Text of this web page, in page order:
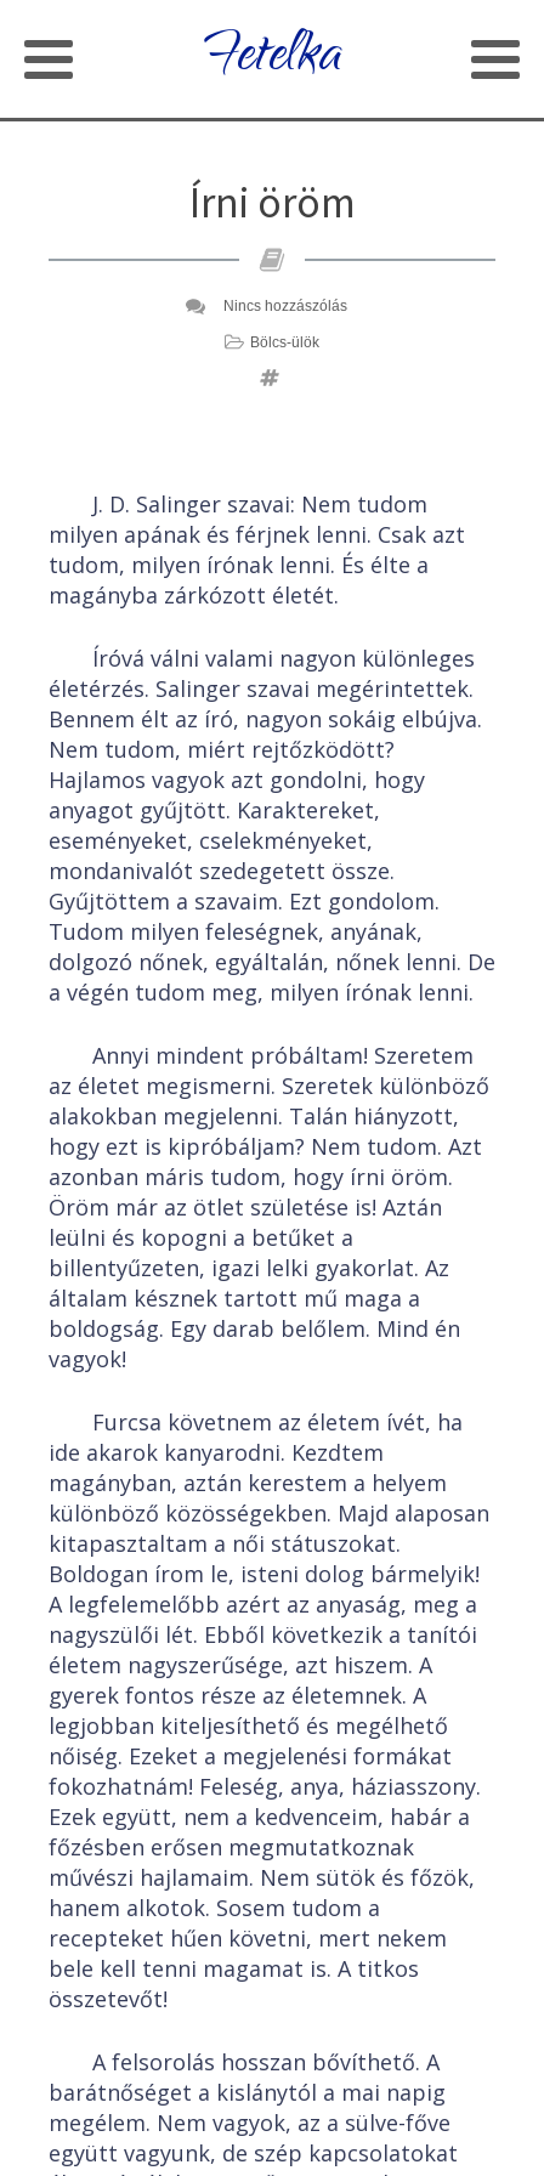
Fetelka
Írni öröm
Nincs hozzászólás
Bölcs-ülök
J. D. Salinger szavai: Nem tudom
milyen apának és férjnek lenni. Csak azt
tudom, milyen írónak lenni. És élte a
magányba zárkózott életét.
Íróvá válni valami nagyon különleges
életérzés. Salinger szavai megérintettek.
Bennem élt az író, nagyon sokáig elbújva.
Nem tudom, miért rejtőzködött?
Hajlamos vagyok azt gondolni, hogy
anyagot gyűjtött. Karaktereket,
eseményeket, cselekményeket,
mondanivalót szedegetett össze.
Gyűjtöttem a szavaim. Ezt gondolom.
Tudom milyen feleségnek, anyának,
dolgozó nőnek, egyáltalán, nőnek lenni. De
a végén tudom meg, milyen írónak lenni.
Annyi mindent próbáltam! Szeretem
az életet megismerni. Szeretek különböző
alakokban megjelenni. Talán hiányzott,
hogy ezt is kipróbáljam? Nem tudom. Azt
azonban máris tudom, hogy írni öröm.
Öröm már az ötlet születése is! Aztán
leülni és kopogni a betűket a
billentyűzeten, igazi lelki gyakorlat. Az
általam késznek tartott mű maga a
boldogság. Egy darab belőlem. Mind én
vagyok!
Furcsa követnem az életem ívét, ha
ide akarok kanyarodni. Kezdtem
magányban, aztán kerestem a helyem
különböző közösségekben. Majd alaposan
kitapasztaltam a női státuszokat.
Boldogan írom le, isteni dolog bármelyik!
A legfelemelőbb azért az anyaság, meg a
nagyszülői lét. Ebből következik a tanítói
életem nagyszerűsége, azt hiszem. A
gyerek fontos része az életemnek. A
legjobban kiteljesíthető és megélhető
nőiség. Ezeket a megjelenési formákat
fokozhatnám! Feleség, anya, háziasszony.
Ezek együtt, nem a kedvenceim, habár a
főzésben erősen megmutatkoznak
művészi hajlamaim. Nem sütök és főzök,
hanem alkotok. Sosem tudom a
recepteket hűen követni, mert nekem
bele kell tenni magamat is. A titkos
összetevőt!
A felsorolás hosszan bővíthető. A
barátnőséget a kislánytól a mai napig
megélem. Nem vagyok, az a sülve-főve
együtt vagyunk, de szép kapcsolatokat